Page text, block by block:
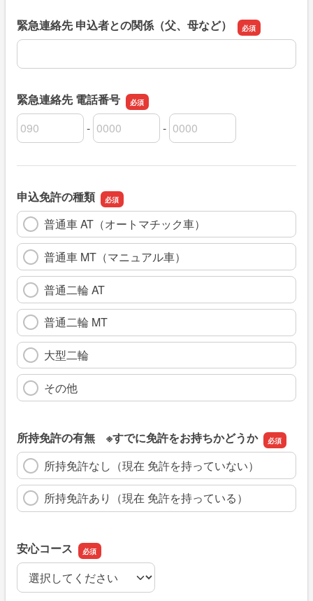
緊急連絡先 申込者との関係（父、母など）
緊急連絡先 申込者との関係（父、母など）
緊急連絡先 電話番号
緊急連絡先 電話番号の市外局番
-
緊急連絡先 電話番号の市内局番
-
緊急連絡先 電話番号の加入者番号
申込免許の種類
普通車 AT（オートマチック車）
普通車 MT（マニュアル車）
普通二輪 AT
普通二輪 MT
大型二輪
その他
所持免許の有無 ※すでに免許をお持ちかどうか
所持免許なし（現在 免許を持っていない）
所持免許あり（現在 免許を持っている）
安心コース
安心コース